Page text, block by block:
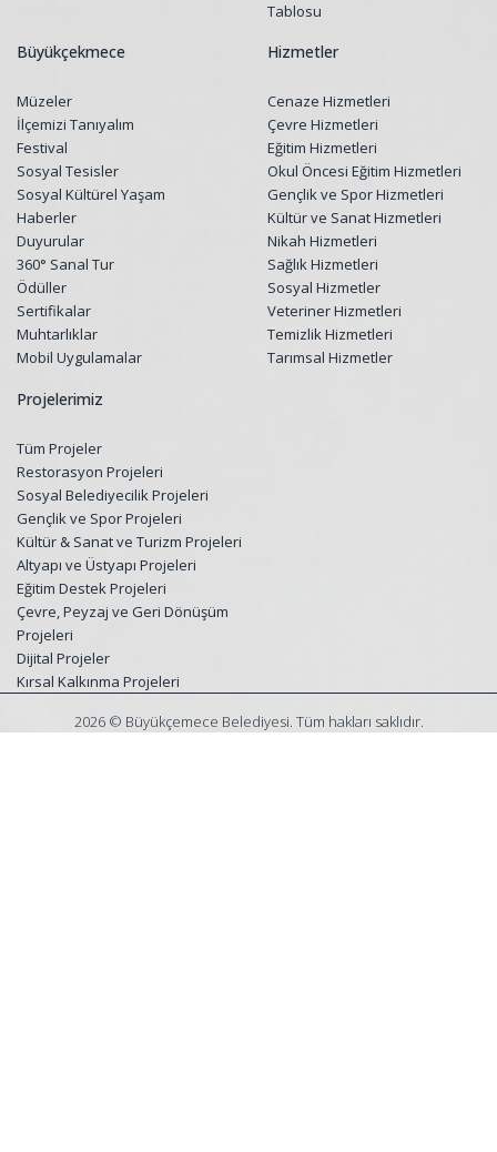
Tablosu
Büyükçekmece
Müzeler
İlçemizi Tanıyalım
Festival
Sosyal Tesisler
Sosyal Kültürel Yaşam
Haberler
Duyurular
360° Sanal Tur
Ödüller
Sertifikalar
Muhtarlıklar
Mobil Uygulamalar
Hizmetler
Cenaze Hizmetleri
Çevre Hizmetleri
Eğitim Hizmetleri
Okul Öncesi Eğitim Hizmetleri
Gençlik ve Spor Hizmetleri
Kültür ve Sanat Hizmetleri
Nikah Hizmetleri
Sağlık Hizmetleri
Sosyal Hizmetler
Veteriner Hizmetleri
Temizlik Hizmetleri
Tarımsal Hizmetler
Projelerimiz
Tüm Projeler
Restorasyon Projeleri
Sosyal Belediyecilik Projeleri
Gençlik ve Spor Projeleri
Kültür & Sanat ve Turizm Projeleri
Altyapı ve Üstyapı Projeleri
Eğitim Destek Projeleri
Çevre, Peyzaj ve Geri Dönüşüm
Projeleri
Dijital Projeler
Kırsal Kalkınma Projeleri
2026 © Büyükçemece Belediyesi. Tüm hakları saklıdır.